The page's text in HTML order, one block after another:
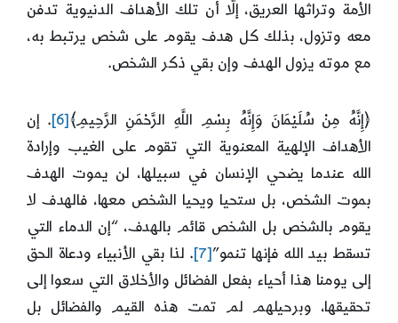
الأمة وتراثها العريق، إلّا أن تلك الأهداف الدنيوية تدفن
معه وتزول، بذلك كل هدف يقوم على شخص يرتبط به،
مع موته يزول الهدف وإن بقي ذكر الشخص.
﴿إِنَّهُ مِنْ سُلَيْمَانَ وَإِنَّهُ بِسْمِ اللَّهِ الرَّحْمَنِ الرَّحِيمِ﴾[6]
. إن
الأهداف الإلهية المعنوية التي تقوم على الغيب وإرادة
الله عندما يضحي الإنسان في سبيلها، لن يموت الهدف
بموت الشخص، بل ستحيا ويحيا الشخص معها، فالهدف لا
يقوم بالشخص بل الشخص قائم بالهدف، “إن الدماء التي
تسقط بيد الله فإنها تنمو”[7]
. لذا بقي الأنبياء ودعاة الحق
إلى يومنا هذا أحياء بفعل الفضائل والأخلاق التي سعوا إلى
تحقيقها، وبرحيلهم لم تمت هذه القيم والفضائل بل